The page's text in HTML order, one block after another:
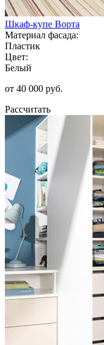
Шкаф-купе Ворта
Материал фасада:
Пластик
Цвет:
Белый
от 40 000 руб.
Рассчитать